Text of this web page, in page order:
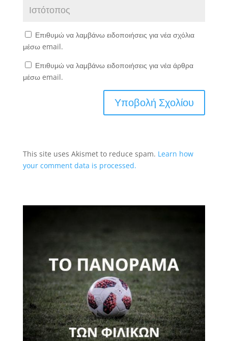
Επιθυμώ να λαμβάνω ειδοποιήσεις για νέα σχόλια
μέσω email.
Επιθυμώ να λαμβάνω ειδοποιήσεις για νέα άρθρα
μέσω email.
This site uses Akismet to reduce spam. Learn how
your comment data is processed.